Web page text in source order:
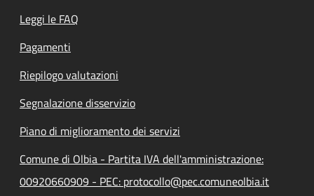
Leggi le FAQ
Pagamenti
Riepilogo valutazioni
Segnalazione disservizio
Piano di miglioramento dei servizi
Comune di Olbia - Partita IVA dell'amministrazione:
00920660909 - PEC: protocollo@pec.comuneolbia.it